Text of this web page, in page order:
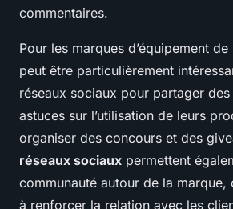
commentaires.
Pour les marques d’équipement
peut être particulièrement
réseaux sociaux pour partager
astuces sur l’utilisation de leurs
organiser des concours et des
réseaux sociaux permettent
communauté autour de la marque,
à renforcer la relation avec les